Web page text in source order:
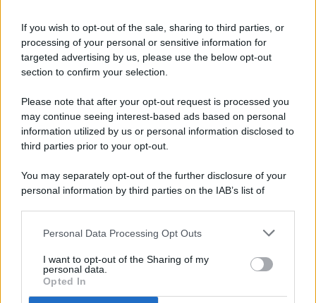
If you wish to opt-out of the sale, sharing to third parties, or
processing of your personal or sensitive information for
targeted advertising by us, please use the below opt-out
section to confirm your selection.
Please note that after your opt-out request is processed you
may continue seeing interest-based ads based on personal
information utilized by us or personal information disclosed to
third parties prior to your opt-out.
You may separately opt-out of the further disclosure of your
personal information by third parties on the IAB’s list of
This information may also be disclosed by us to third parties
disclose it to other third parties.
Personal Data Processing Opt Outs
I want to opt-out of the Sharing of my
personal data.
Opted In
© 2026 - Pianeta Design - P.IVA 04827280654 - Testata
Registrata Al Tribunale Di Nocera Inferiore N. 8/2020 - RG N.
ISCRIZIONE AL ROC N. 35792 – ISCRITTA ALL’ANSO
(ASSOCIAZIONE NAZIONALE STAMPA ONLINE)
PREFERENZE PRIVACY